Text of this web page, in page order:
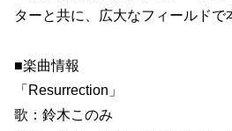
ターと共に、広大なフィールドで
■楽曲情報
「Resurrection」
歌：鈴木このみ